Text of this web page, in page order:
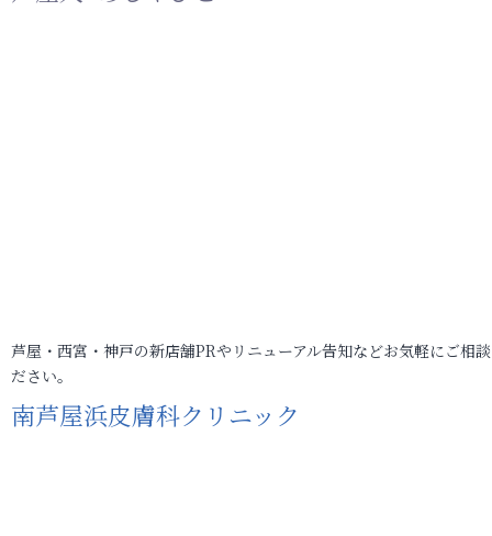
芦屋・西宮・神戸の新店舗PRやリニューアル告知などお気軽にご相
ださい。
南芦屋浜皮膚科クリニック